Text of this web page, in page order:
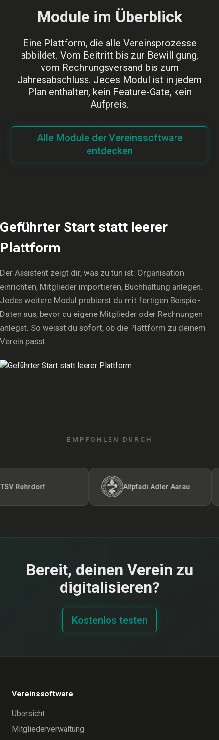
Module im Überblick
Eine Plattform, die alle Vereinsprozesse
abbildet. Vom Beitritt bis zur Bewilligung,
vom Rechnungsversand bis zum
Jahresabschluss. Jedes Modul ist in jedem
Plan enthalten, kein Feature-Gate, kein
Aufpreis.
Alle Module der Vereinssoftware
entdecken
Geführter Start statt leerer
Plattform
Der Assistent zeigt dir, was zu tun ist: Organisation
einrichten, Mitglieder importieren, Buchhaltung anlegen.
Jedes weitere Modul probierst du mit fertigen Beispiel-
Daten aus, bevor du eigene Mitglieder oder Rechnungen
anlegst. So weisst du sofort, ob die Plattform zu deinem
Verein passt.
EMPFOHLEN DURCH
Rohrdorf Altpfadi Adler Aarau
Bereit, deinen Verein zu
digitalisieren?
Kostenlos testen
Vereinssoftware
Übersicht
Mitgliederverwaltung